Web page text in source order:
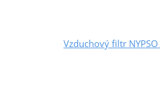
Vzduchový filtr